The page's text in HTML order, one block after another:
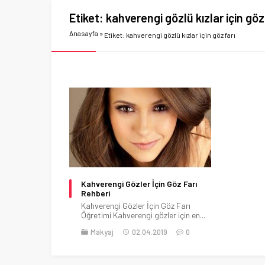
Etiket: kahverengi gözlü kızlar için
Anasayfa » Etiket: kahverengi gözlü kızlar için göz farı
Kahverengi Gözler İçin Göz Farı
Rehberi
Kahverengi Gözler İçin Göz Farı
Öğretimi Kahverengi gözler için en...
Makyaj 02.04.2019 0